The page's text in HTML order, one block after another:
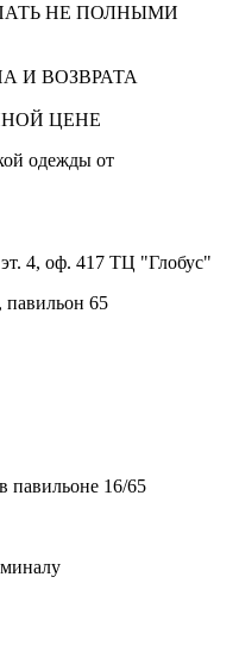
НЕ ПОЛНЫМИ
И ВОЗВРАТА
ЦЕНЕ
одежды от
4, оф. 417 ТЦ "Глобус"
65
павильоне 16/65